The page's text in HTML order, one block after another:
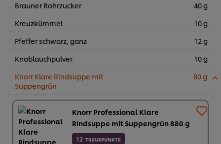
Brauner Rohrzucker
40 g
Kreuzkümmel
10 g
Pfeffer schwarz, ganz
12 g
Knoblauchpulver
10 g
Knorr Klare Rindsuppe mit
Suppengrün
80 g
Knorr Professional Klare
Rindsuppe mit Suppengrün 880 g
12 TREUEPUNKTE